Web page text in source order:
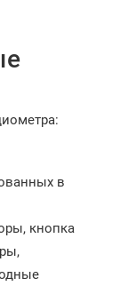
в
кнопка